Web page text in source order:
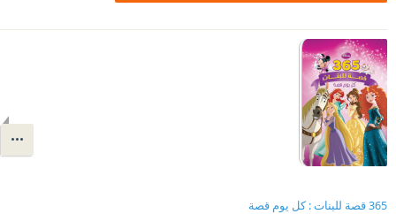
365 قصة للبنات : كل يوم قصة